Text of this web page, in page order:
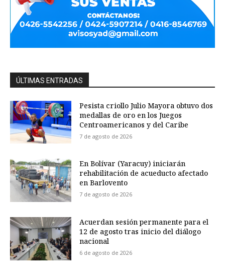
ÚLTIMAS ENTRADAS
Pesista criollo Julio Mayora obtuvo dos
medallas de oro en los Juegos
Centroamericanos y del Caribe
7 de agosto de 2026
En Bolívar (Yaracuy) iniciarán
rehabilitación de acueducto afectado
en Barlovento
7 de agosto de 2026
Acuerdan sesión permanente para el
12 de agosto tras inicio del diálogo
nacional
6 de agosto de 2026